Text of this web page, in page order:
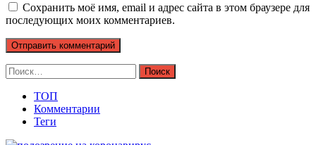
Сохранить моё имя, email и адрес сайта в этом браузере для
последующих моих комментариев.
Найти:
ТОП
Комментарии
Теги